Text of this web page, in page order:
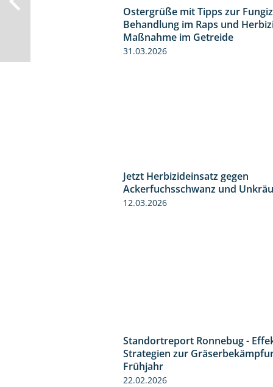
Ostergrüße mit Tipps zur
Behandlung im Raps und
Maßnahme im Getreide
31.03.2026
Jetzt Herbizideinsatz gegen
Ackerfuchsschwanz und
12.03.2026
Standortreport Ronnebug -
Strategien zur
Frühjahr
22.02.2026